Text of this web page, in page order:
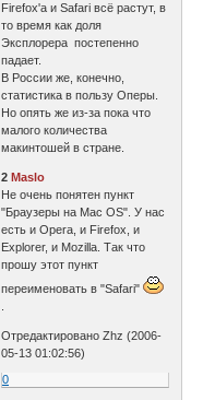
Firefox'а и Safari всё растут, в
то время как доля
Эксплорера постепенно
падает.
В России же, конечно,
статистика в пользу Оперы.
Но опять же из-за пока что
малого количества
макинтошей в стране.
2 Maslo
Не очень понятен пункт
"Браузеры на Mac OS". У нас
есть и Opera, и Firefox, и
Explorer, и Mozilla. Так что
прошу этот пункт
переименовать в "Safari"
.
Отредактировано Zhz (2006-
05-13 01:02:56)
0